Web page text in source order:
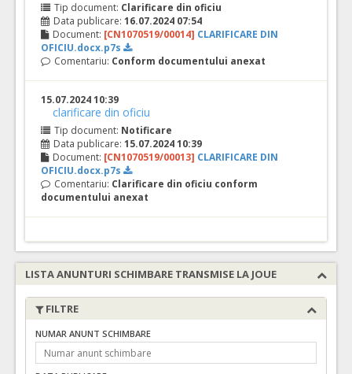
Tip document: Clarificare din oficiu
Data publicare: 16.07.2024 07:54
Document: [CN1070519/00014] CLARIFICARE DIN
OFICIU.docx.p7s
Comentariu: Conform documentului anexat
15.07.2024 10:39
clarificare din oficiu
Tip document: Notificare
Data publicare: 15.07.2024 10:39
Document: [CN1070519/00013] CLARIFICARE DIN
OFICIU.docx.p7s
Comentariu: Clarificare din oficiu conform
documentului anexat
LISTA ANUNTURI SCHIMBARE TRANSMISE LA JOUE
FILTRE
NUMAR ANUNT SCHIMBARE